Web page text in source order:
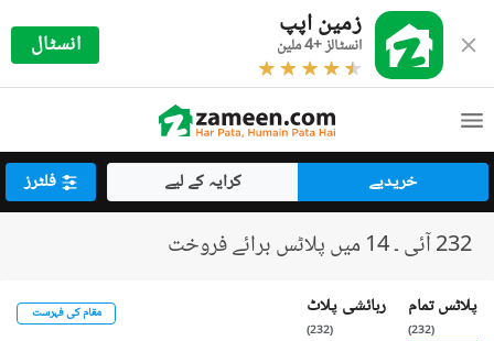
زمین اپپ
انسٹالز +4 ملین انسٹال
خریدیے کرایہ کے لیے فلٹرز
232 آئی ۔ 14 میں پلاٹس برائے فروخت
پلاٹس تمام
(
232
)
رہائشی پلاٹ
(
232
)
مقام کی فہرست